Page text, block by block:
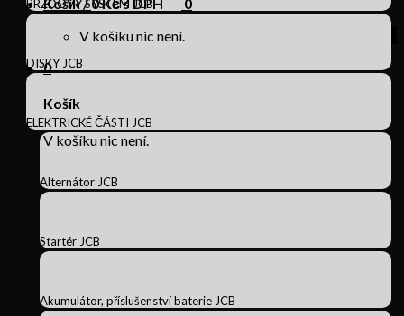
V košíku nic není.
0
Košík
V košíku nic není.
BRZDOVÝ SYSTÉM JCB
DISKY JCB
ELEKTRICKÉ ČÁSTI JCB
Alternátor JCB
Startér JCB
Akumulátor, příslušenství baterie JCB